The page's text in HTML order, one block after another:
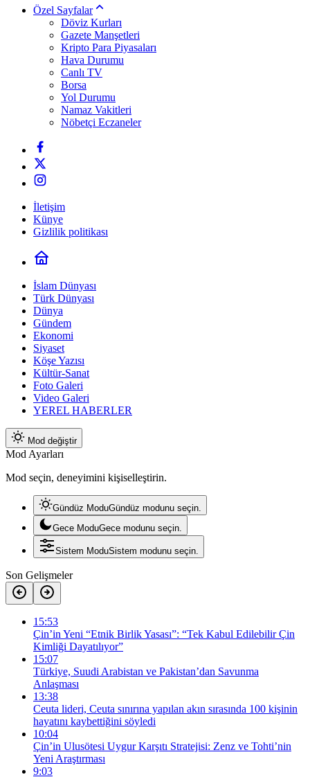
Özel Sayfalar
Döviz Kurları
Gazete Manşetleri
Kripto Para Piyasaları
Hava Durumu
Canlı TV
Borsa
Yol Durumu
Namaz Vakitleri
Nöbetçi Eczaneler
İletişim
Künye
Gizlilik politikası
İslam Dünyası
Türk Dünyası
Dünya
Gündem
Ekonomi
Siyaset
Köşe Yazısı
Kültür-Sanat
Foto Galeri
Video Galeri
YEREL HABERLER
Mod değiştir
Mod Ayarları
Mod seçin, deneyimini kişiselleştirin.
Gündüz ModuGündüz modunu seçin.
Gece ModuGece modunu seçin.
Sistem ModuSistem modunu seçin.
Son Gelişmeler
15:53
Çin’in Yeni “Etnik Birlik Yasası”: “Tek Kabul Edilebilir Çin
Kimliği Dayatılıyor”
15:07
Türkiye, Suudi Arabistan ve Pakistan’dan Savunma
Anlaşması
13:38
Ceuta lideri, Ceuta sınırına yapılan akın sırasında 100 kişinin
hayatını kaybettiğini söyledi
10:04
Çin’in Ulusötesi Uygur Karşıtı Stratejisi: Zenz ve Tohti’nin
Yeni Araştırması
9:03